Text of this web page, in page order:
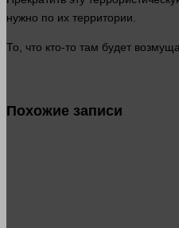
нужно по их территории.
То, что кто-то там будет
Похожие записи